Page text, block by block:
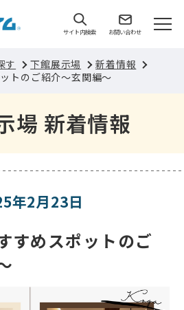
サイト内検索 お問い合わせ
す 下館展示場
新着情報
トのご紹介～玄関編～
場 新着情報
年2月23日
すめスポットのご